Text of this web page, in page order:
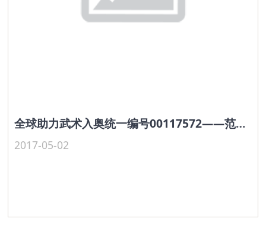
全球助力武术入奥统一编号00117572——范阳波
2017-05-02